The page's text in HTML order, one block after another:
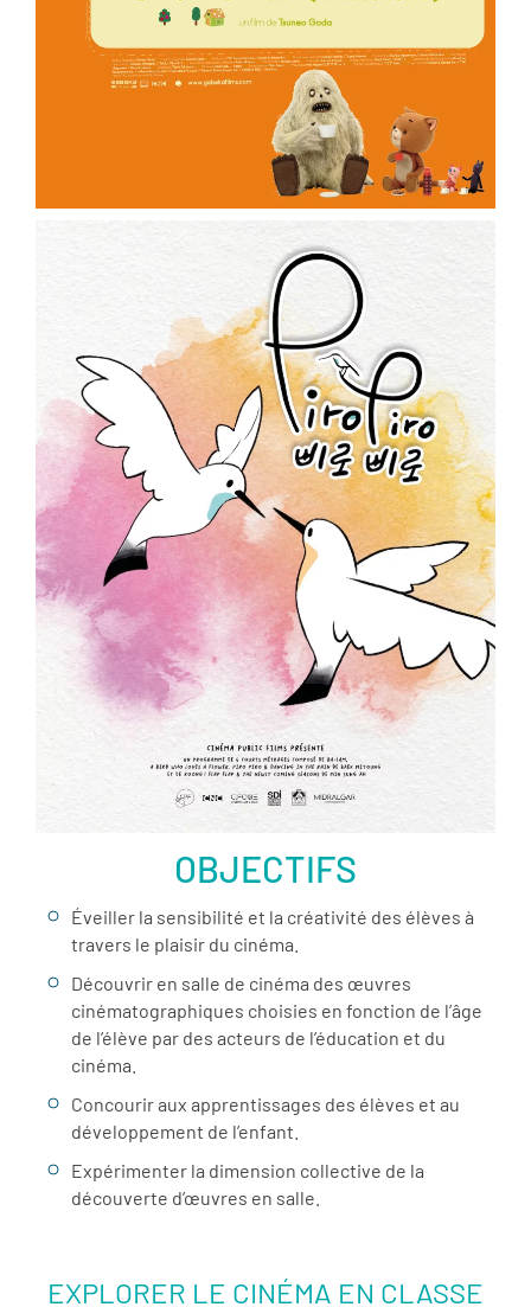
ème
Voir la fiche film
OBJECTIFS
Éveiller la sensibilité et la créativité des élèves à
travers le plaisir du cinéma.
Découvrir en salle de cinéma des œuvres
cinématographiques choisies en fonction de l’âge
de l’élève par des acteurs de l’éducation et du
cinéma.
Concourir aux apprentissages des élèves et au
développement de l’enfant.
Expérimenter la dimension collective de la
découverte d’œuvres en salle.
EXPLORER LE CINÉMA EN CLASSE